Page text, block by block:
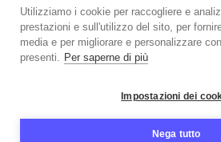
Utilizziamo i cookie per raccogliere e
prestazioni e sull'utilizzo del sito, per
media e per migliorare e personalizzare
presenti. Per saperne di più
Impostazioni dei
Nega tutto